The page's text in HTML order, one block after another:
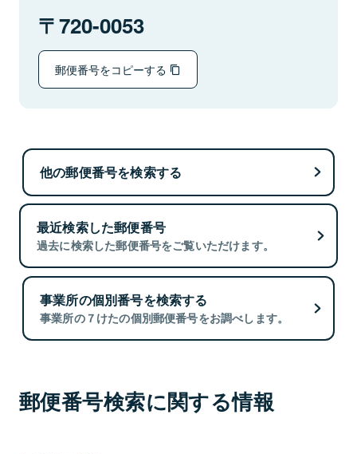
720-0053
郵便番号をコピーする
他の郵便番号を検索する
最近検索した郵便番号
過去に検索した郵便番号をご覧いただけます。
事業所の個別番号を検索する
事業所の７けたの個別郵便番号をお調べします。
郵便番号検索に関する情報